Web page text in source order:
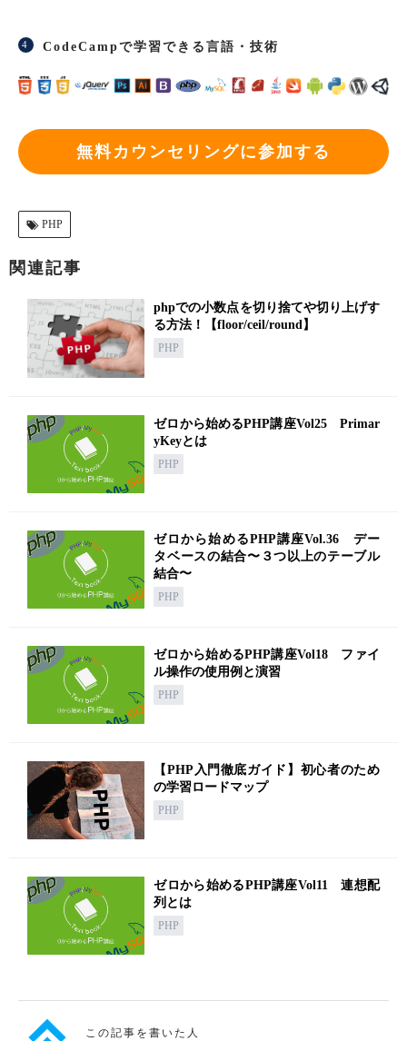
CodeCampで学習できる言語・技術
無料カウンセリングに参加する
PHP
関連記事
phpでの小数点を切り捨てや切り上げす
る方法！【floor/ceil/round】
PHP
ゼロから始めるPHP講座Vol25 Primar
yKeyとは
PHP
ゼロから始めるPHP講座Vol.36 デー
タベースの結合〜３つ以上のテーブル
結合〜
PHP
ゼロから始めるPHP講座Vol18 ファイ
ル操作の使用例と演習
PHP
【PHP入門徹底ガイド】初心者のため
の学習ロードマップ
PHP
ゼロから始めるPHP講座Vol11 連想配
列とは
PHP
この記事を書いた人